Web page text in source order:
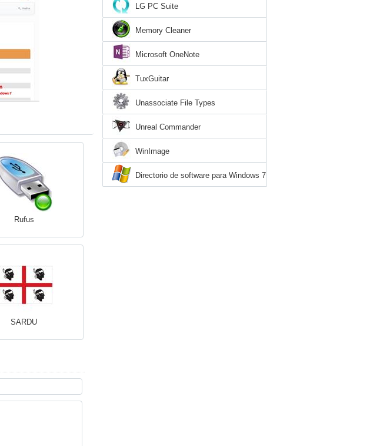
Rufus
SARDU
LG PC Suite
Memory Cleaner
Microsoft OneNote
TuxGuitar
Unassociate File Types
Unreal Commander
WinImage
Directorio de software para Windows 7